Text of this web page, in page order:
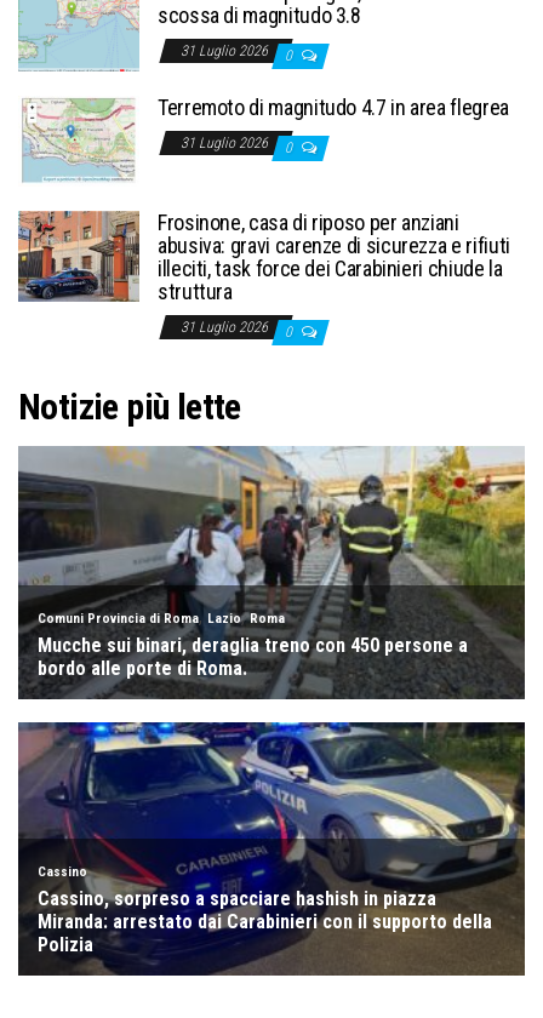
scossa di magnitudo 3.8
31 Luglio 2026 0
Terremoto di magnitudo 4.7 in area flegrea
31 Luglio 2026 0
Frosinone, casa di riposo per anziani
abusiva: gravi carenze di sicurezza e rifiuti
illeciti, task force dei Carabinieri chiude la
struttura
31 Luglio 2026 0
Notizie più lette